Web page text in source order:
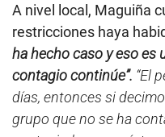
A nivel local, Maguiña
restricciones haya
ha hecho caso y eso es
contagio continúe”. “El
días, entonces si
grupo que no se ha